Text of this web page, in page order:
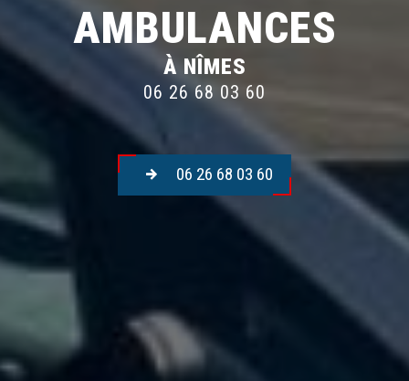
AMBULANCES
À NÎMES
06 26 68 03 60
06 26 68 03 60